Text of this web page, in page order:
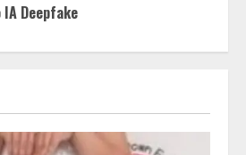
Deepfake